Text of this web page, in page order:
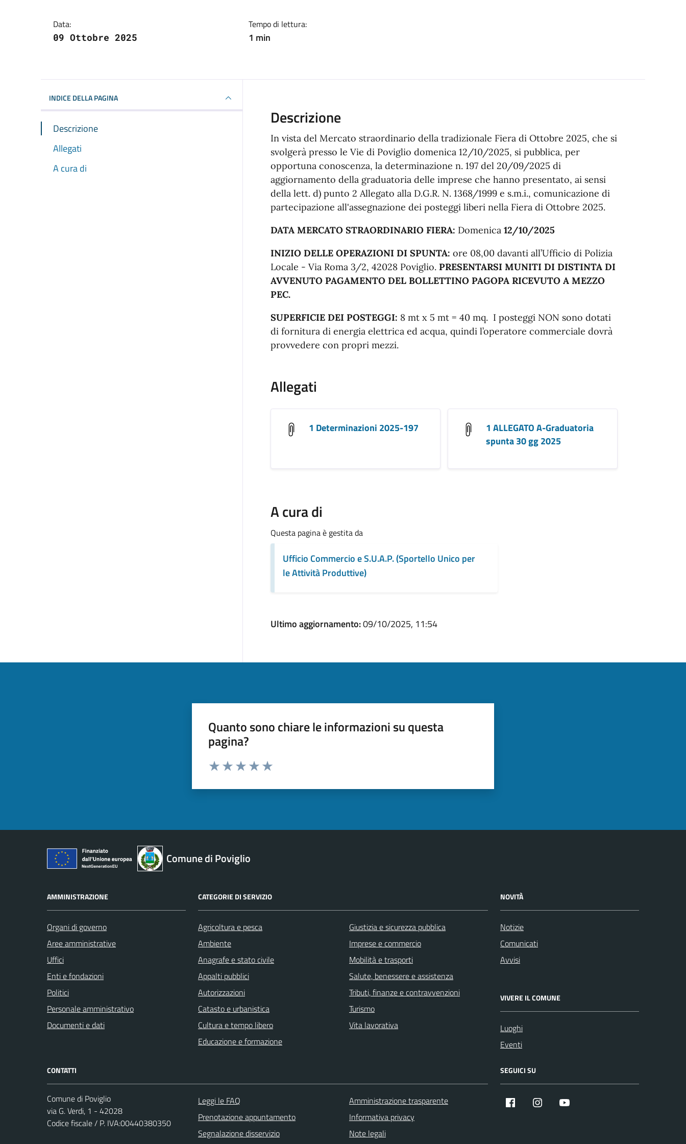
Data:
09 Ottobre 2025
Tempo di lettura:
1 min
INDICE DELLA PAGINA
Descrizione
Allegati
A cura di
Descrizione
In vista del Mercato straordinario della tradizionale Fiera di Ottobre 2025, che si
svolgerà presso le Vie di Poviglio domenica 12/10/2025, si pubblica, per
opportuna conoscenza, la determinazione n. 197 del 20/09/2025 di
aggiornamento della graduatoria delle imprese che hanno presentato, ai sensi
della lett. d) punto 2 Allegato alla D.G.R. N. 1368/1999 e s.m.i., comunicazione di
partecipazione all'assegnazione dei posteggi liberi nella Fiera di Ottobre 2025.
DATA MERCATO STRAORDINARIO FIERA: Domenica12/10/2025
INIZIO DELLE OPERAZIONI DI SPUNTA: ore 08,00 davanti all’Ufficio di Polizia
Locale - Via Roma 3/2, 42028 Poviglio. PRESENTARSI MUNITI DI DISTINTA DI
AVVENUTO PAGAMENTO DEL BOLLETTINO PAGOPA RICEVUTO A MEZZO
PEC.
SUPERFICIE DEI POSTEGGI: 8 mt x 5 mt = 40 mq. I posteggi NON sono dotati
di fornitura di energia elettrica ed acqua, quindi l’operatore commerciale dovrà
provvedere con propri mezzi.
Allegati
1 Determinazioni 2025-197
1 ALLEGATO A-Graduatoria
spunta 30 gg 2025
A cura di
Questa pagina è gestita da
Ufficio Commercio e S.U.A.P. (Sportello Unico per
le Attività Produttive)
Ultimo aggiornamento:09/10/2025, 11:54
Quanto sono chiare le informazioni su questa
pagina?
Comune di Poviglio
AMMINISTRAZIONE
Organi di governo
Aree amministrative
Uffici
Enti e fondazioni
Politici
Personale amministrativo
Documenti e dati
CATEGORIE DI SERVIZIO
Agricoltura e pesca
Ambiente
Anagrafe e stato civile
Appalti pubblici
Autorizzazioni
Catasto e urbanistica
Cultura e tempo libero
Educazione e formazione
Giustizia e sicurezza pubblica
Imprese e commercio
Mobilità e trasporti
Salute, benessere e assistenza
Tributi, finanze e contravvenzioni
Turismo
Vita lavorativa
NOVITÀ
Notizie
Comunicati
Avvisi
VIVERE IL COMUNE
Luoghi
Eventi
CONTATTI
Comune di Poviglio
via G. Verdi, 1 - 42028
Codice fiscale / P. IVA:00440380350
Leggi le FAQ
Prenotazione appuntamento
Segnalazione disservizio
Amministrazione trasparente
Informativa privacy
Note legali
SEGUICI SU
Facebook Instagram